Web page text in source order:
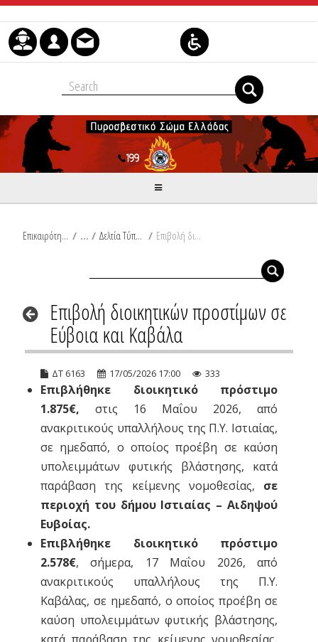
Μετάβαση στο περιεχόμενο
Επικαιρότητα / Δελτία Τύπου / Επιβολή διοικητικών προστίμων σε Εύβοια και Καβάλα
Επιβολή διοικητικών προστίμων σε
Εύβοια και Καβάλα
ΔΤ 6163 17/05/2026 17:00 333
Επιβλήθηκε διοικητικό πρόστιμο
1.875€, στις 16 Μαΐου 2026, από
ανακριτικούς υπαλλήλους της Π.Υ. Ιστιαίας,
σε ημεδαπό, ο οποίος προέβη σε καύση
υπολειμμάτων φυτικής βλάστησης, κατά
παράβαση της κείμενης νομοθεσίας, σε
περιοχή του δήμου Ιστιαίας – Αιδηψού
Ευβοίας.
Επιβλήθηκε διοικητικό πρόστιμο
2.578€, σήμερα, 17 Μαΐου 2026, από
ανακριτικούς υπαλλήλους της Π.Υ.
Καβάλας, σε ημεδαπό, ο οποίος προέβη σε
καύση υπολειμμάτων φυτικής βλάστησης,